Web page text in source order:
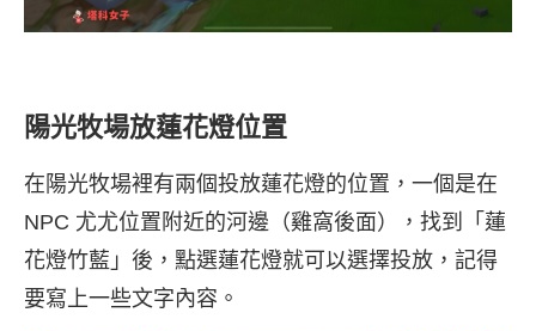
陽光牧場放蓮花燈位置
在陽光牧場裡有兩個投放蓮花燈的位置，一個是在
NPC 尤尤位置附近的河邊（雞窩後面），找到「蓮
花燈竹藍」後，點選蓮花燈就可以選擇投放，記得
要寫上一些文字內容。